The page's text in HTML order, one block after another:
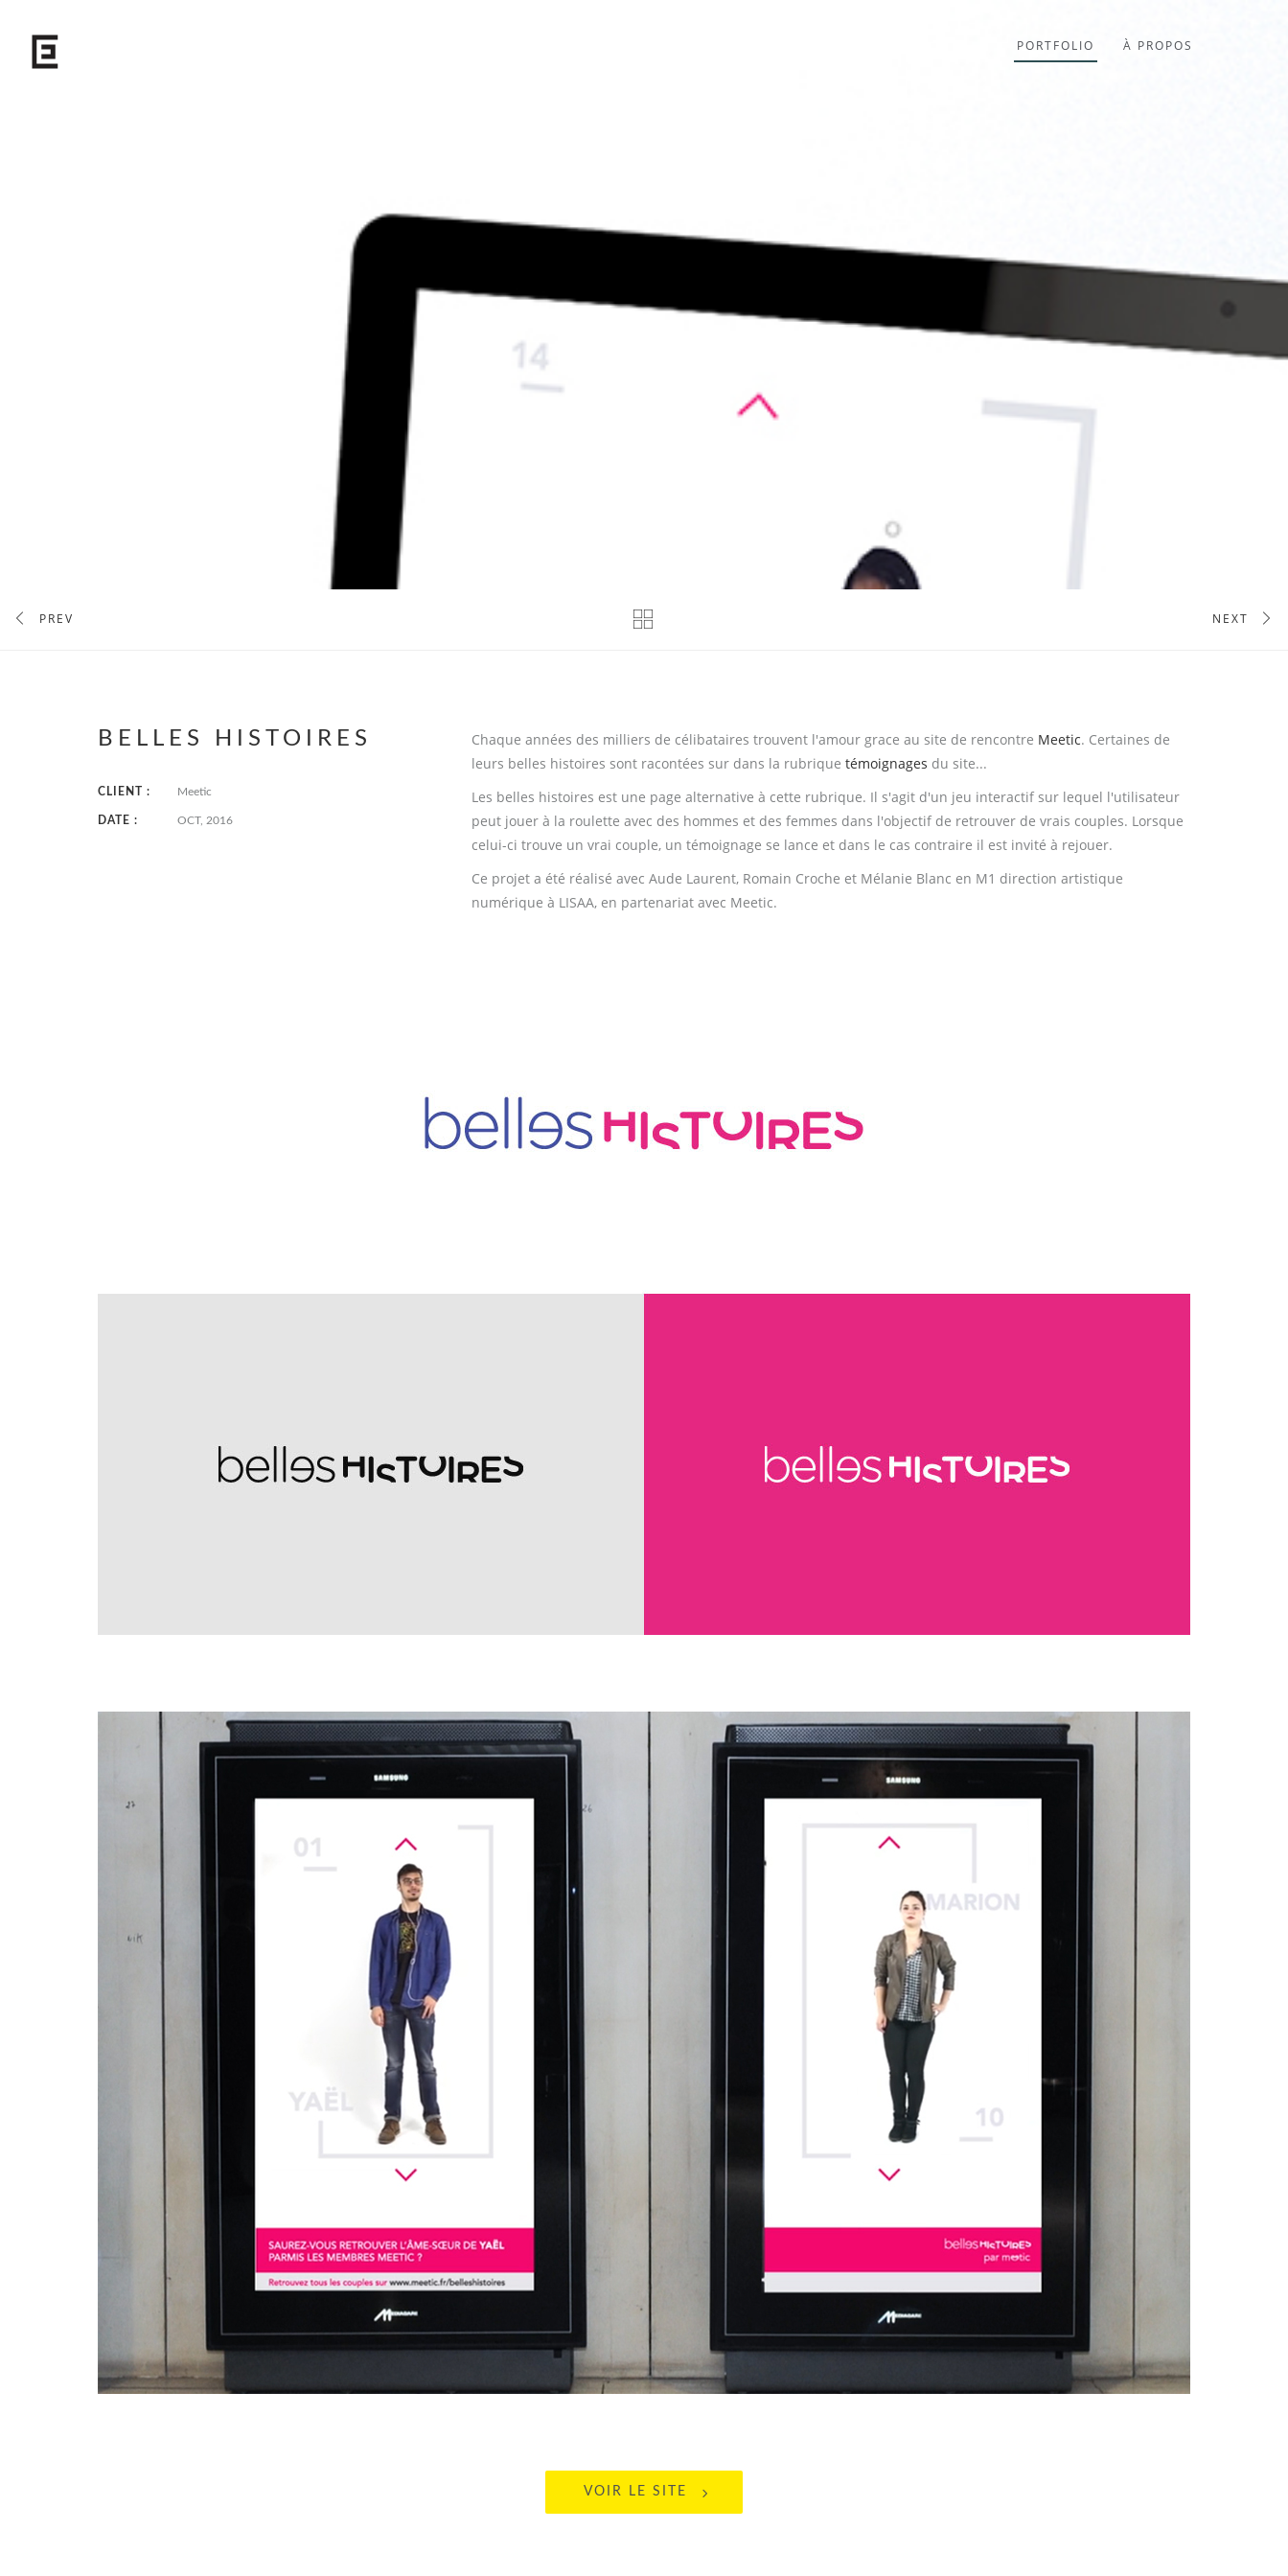
PORTFOLIO À PROPOS
PREV NEXT
BELLES HISTOIRES
CLIENT : Meetic
DATE : OCT, 2016
Chaque années des milliers de célibataires trouvent l'amour grace au site de rencontre Meetic. Certaines de
leurs belles histoires sont racontées sur dans la rubrique témoignages du site...
Les belles histoires est une page alternative à cette rubrique. Il s'agit d'un jeu interactif sur lequel l'utilisateur
peut jouer à la roulette avec des hommes et des femmes dans l'objectif de retrouver de vrais couples. Lorsque
celui-ci trouve un vrai couple, un témoignage se lance et dans le cas contraire il est invité à rejouer.
Ce projet a été réalisé avec Aude Laurent, Romain Croche et Mélanie Blanc en M1 direction artistique
numérique à LISAA, en partenariat avec Meetic.
VOIR LE SITE